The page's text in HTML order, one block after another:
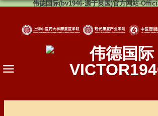
伟德国际(bv1946·源于英国)官方网站-